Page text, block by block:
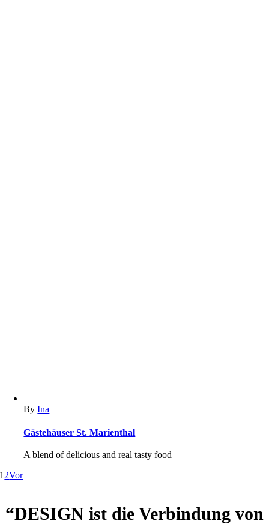
ByIna|
Gästehäuser St. Marienthal
A blend of delicious and real tasty food
1 2Vor
“DESIGN ist die Verbindung von